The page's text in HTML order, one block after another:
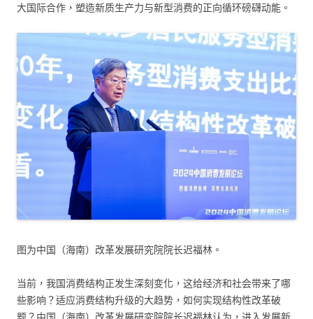
大国际合作，塑造新质生产力与新型消费的正向循环磅礴动能。
图为中国（海南）改革发展研究院院长迟福林。
当前，我国消费结构正发生深刻变化，这给经济和社会带来了哪
些影响？适应消费结构升级的大趋势，如何实现结构性改革破
题？中国（海南）改革发展研究院院长迟福林认为，进入发展新